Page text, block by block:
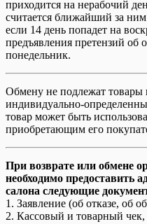
приходится на нерабочий
считается ближайший за
если 14 день попадет на
предъявления претензий об
понедельник.
Обмену не подлежат
индивидуально-
товар может быть
приобретающим его
При возврате или обмене
необходимо предоставить
салона следующие
1. Заявление (об отказе, об
2. Кассовый и товарный